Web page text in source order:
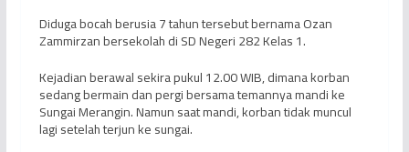
Diduga bocah berusia 7 tahun tersebut bernama Ozan
Zammirzan bersekolah di SD Negeri 282 Kelas 1.
Kejadian berawal sekira pukul 12.00 WIB, dimana korban
sedang bermain dan pergi bersama temannya mandi ke
Sungai Merangin. Namun saat mandi, korban tidak muncul
lagi setelah terjun ke sungai.